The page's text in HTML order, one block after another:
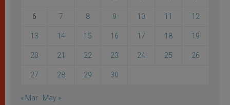
6 7 8 9 10 11 12
13 14 15 16 17 18 19
20 21 22 23 24 25 26
27 28 29 30
« Mar May »